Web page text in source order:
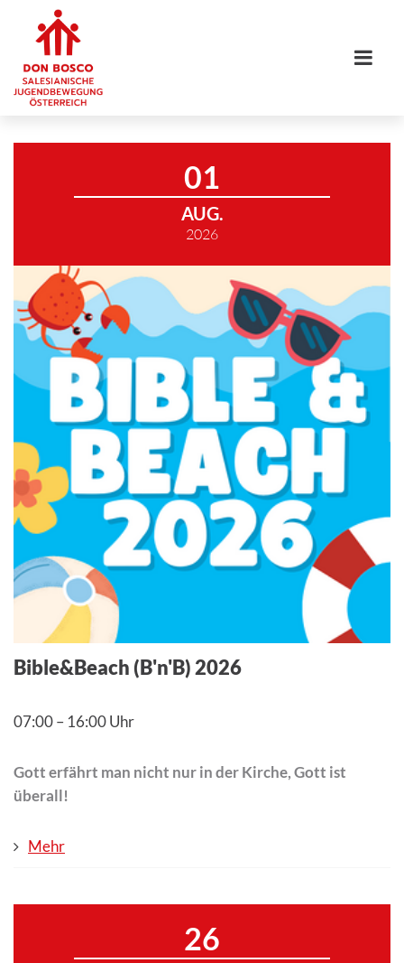
01
AUG.
2026
07:00 – 16:00 Uhr
Bible&Beach (B'n'B) 2026
Gott erfährt man nicht nur in der Kirche, Gott ist
überall!
Mehr
26